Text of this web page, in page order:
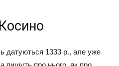
Косино
датуються 1333 р., але уже